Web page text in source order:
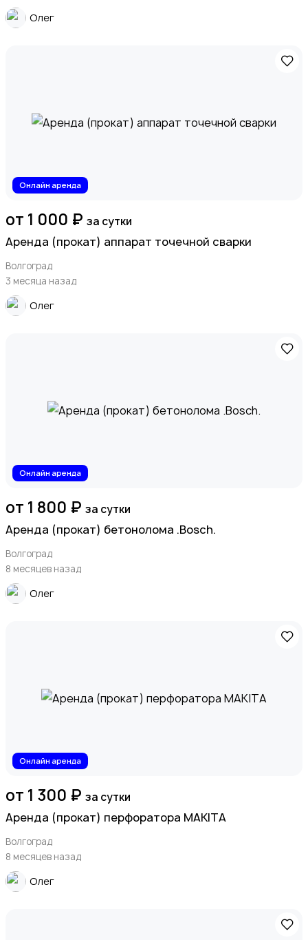
Олег
Онлайн аренда
от 1 000 ₽ за сутки
Аренда (прокат) аппарат точечной сварки
Волгоград
3 месяца назад
Олег
Онлайн аренда
от 1 800 ₽ за сутки
Аренда (прокат) бетонолома .Bosch.
Волгоград
8 месяцев назад
Олег
Онлайн аренда
от 1 300 ₽ за сутки
Аренда (прокат) перфоратора MAKITA
Волгоград
8 месяцев назад
Олег